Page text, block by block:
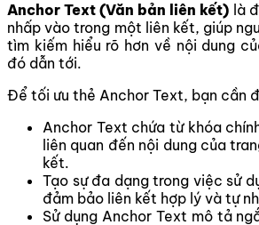
Anchor Text (Văn bản liên kết) là
nhấp vào trong một liên kết, giúp
tìm kiếm hiểu rõ hơn về nội dung
đó dẫn tới.
Để tối ưu thẻ Anchor Text, bạn cần
Anchor Text chứa từ khóa
liên quan đến nội dung của
kết.
Tạo sự đa dạng trong việc sử
đảm bảo liên kết hợp lý và tự
Sử dụng Anchor Text mô tả